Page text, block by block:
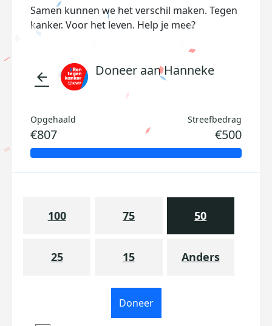
Samen kunnen we het verschil maken. Tegen
kanker. Voor het leven. Help je mee?
arrow_back Doneer aan Hanneke
Opgehaald
€807
Streefbedrag
€500
100 75 50
25 15 Anders
Doneer